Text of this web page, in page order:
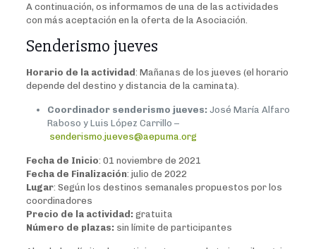
A continuación, os informamos de una de las actividades
con más aceptación en la oferta de la Asociación.
Senderismo jueves
Horario de la actividad : Mañanas de los jueves (el horario
depende del destino y distancia de la caminata).
Coordinador senderismo jueves: José María Alfaro
Raboso y Luis López Carrillo –
senderismo.jueves@aepuma.org
Fecha de Inicio: 01 noviembre de 2021
Fecha de Finalización: julio de 2022
Lugar: Según los destinos semanales propuestos por los
coordinadores
Precio de la actividad:gratuita
Número de plazas:sin límite de participantes